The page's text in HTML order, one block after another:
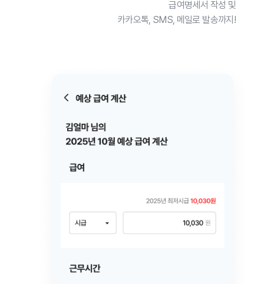
급여명세서 작성 및
카카오톡, SMS, 메일로 발송까지!